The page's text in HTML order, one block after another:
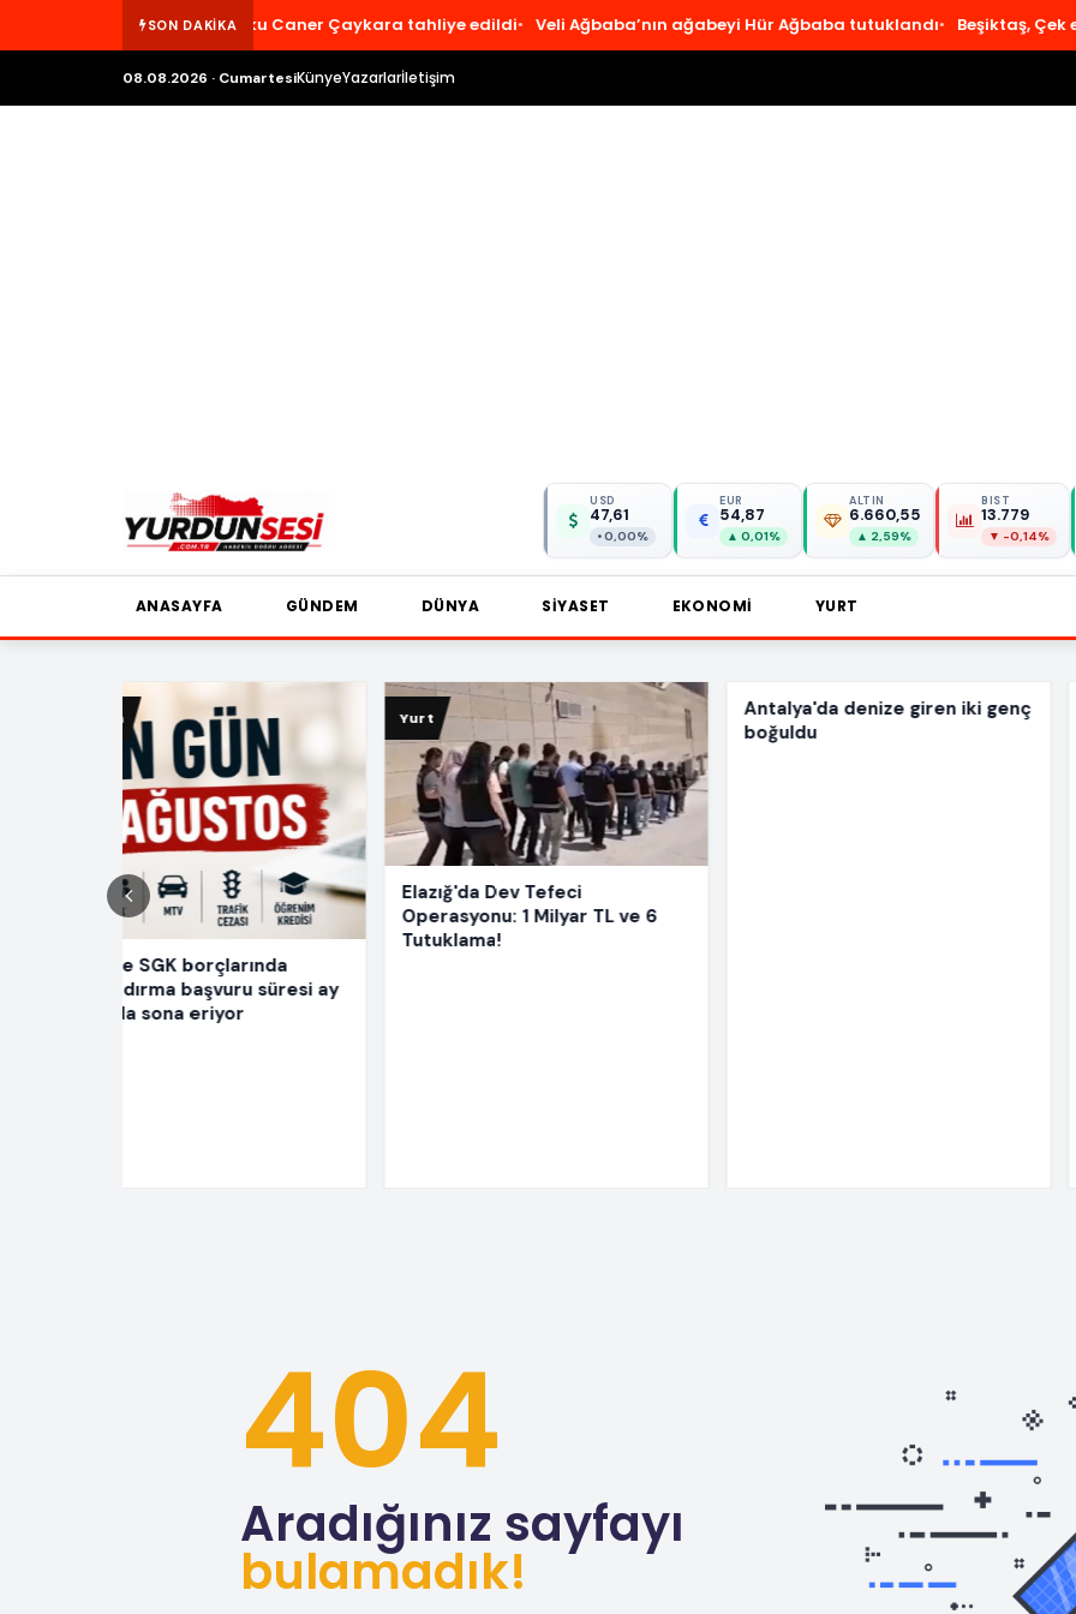
SON DAKİKA
Belediye Başkanı Utku Caner Çaykara tahliye edildi Veli Ağbaba’nın ağabeyi Hür Ağbaba tutuklandı Beşiktaş, Çek ekibi
08.08.2026 · CumartesiKünyeYazarlarİletişim
USD
47,61
• 0,00%
EUR
54,87
▲ 0,01%
ALTIN
6.660,55
▲ 2,59%
BIST
13.779
▼ -0,14%
ANASAYFA GÜNDEM DÜNYA SIYASET EKONOMI YURT
Yurt
Elazığ'da Dev Tefeci
Operasyonu: 1 Milyar TL ve 6
Tutuklama!
YurtAntalya'da denize giren iki genç
boğuldu
Gündem
Kuşadası Belediyesi'ne
404
Aradığınız sayfayı
bulamadık!